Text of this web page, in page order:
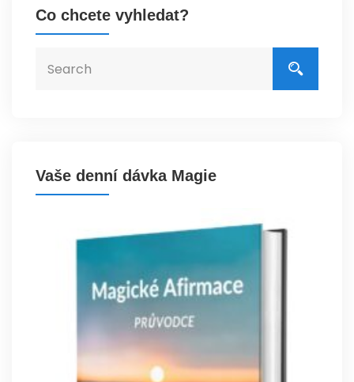
Co chcete vyhledat?
Vaše denní dávka Magie